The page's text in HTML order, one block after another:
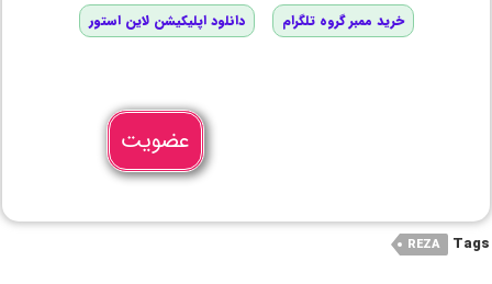
خرید ممبر گروه تلگرام دانلود اپلیکیشن لاین استور
عضویت
Tags
REZA